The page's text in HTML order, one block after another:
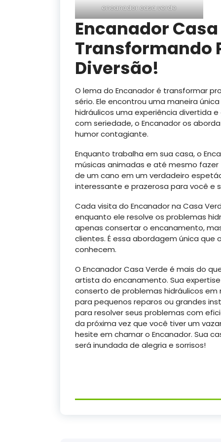
encanador casa verde
Encanador
Transformando
Diversão!
O lema do Encanador é transformar
sério. Ele encontrou uma maneira
hidráulicos uma experiência divertida
com seriedade, o Encanador os
humor contagiante.
Enquanto trabalha em sua casa, o
músicas animadas e até mesmo
de um cano em um verdadeiro
interessante e prazerosa para você e
Cada visita do Encanador na Casa
enquanto ele resolve os problemas
apenas consertar o encanamento,
clientes. É essa abordagem única
conhecem.
O Encanador Casa Verde é mais do
artista do encanamento. Sua
conserto de problemas hidráulicos
para pequenos reparos ou grandes
para resolver seus problemas com
da próxima vez que você tiver um
hesite em chamar o Encanador. Sua
será inundada de alegria e sorrisos!